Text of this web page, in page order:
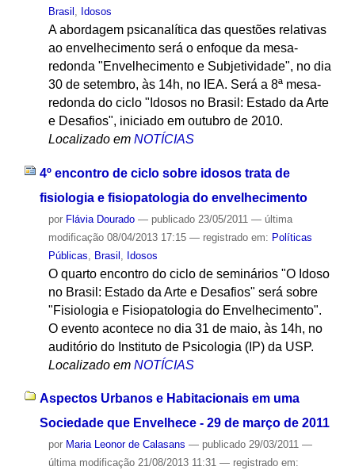
Brasil
Idosos
A abordagem psicanalítica das questões relativas
ao envelhecimento será o enfoque da mesa-
redonda "Envelhecimento e Subjetividade", no dia
30 de setembro, às 14h, no IEA. Será a 8ª mesa-
redonda do ciclo "Idosos no Brasil: Estado da Arte
e Desafios", iniciado em outubro de 2010.
Localizado em NOTÍCIAS
4º encontro de ciclo sobre idosos trata de
fisiologia e fisiopatologia do envelhecimento
por Flávia Dourado — publicado23/05/2011 — última
modificação08/04/2013 17:15 — registrado em: Políticas
Públicas
Brasil Idosos
O quarto encontro do ciclo de seminários "O Idoso
no Brasil: Estado da Arte e Desafios" será sobre
"Fisiologia e Fisiopatologia do Envelhecimento".
O evento acontece no dia 31 de maio, às 14h, no
auditório do Instituto de Psicologia (IP) da USP.
Localizado em NOTÍCIAS
Aspectos Urbanos e Habitacionais em uma
Sociedade que Envelhece - 29 de março de 2011
por Maria Leonor de Calasans — publicado29/03/2011 —
última modificação21/08/2013 11:31 — registrado em: